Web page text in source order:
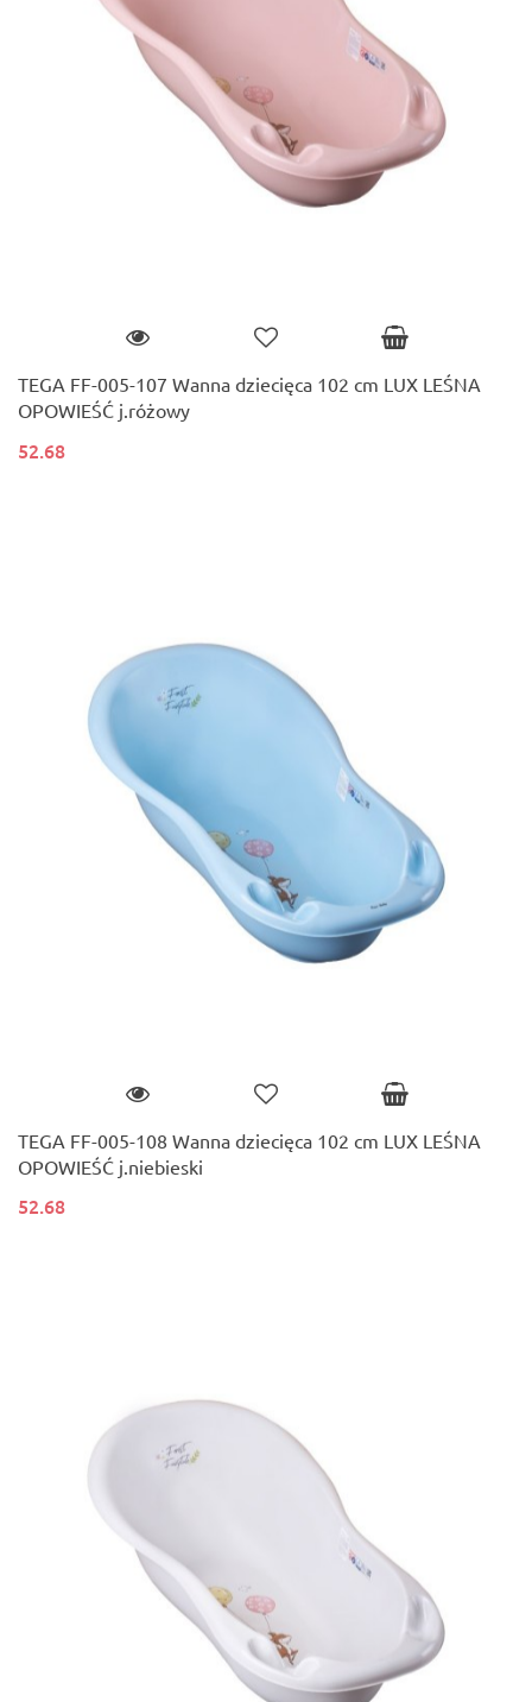
TEGA FF-005-107 Wanna dziecięca 102 cm LUX LEŚNA
OPOWIEŚĆ j.różowy
52.68
TEGA FF-005-108 Wanna dziecięca 102 cm LUX LEŚNA
OPOWIEŚĆ j.niebieski
52.68